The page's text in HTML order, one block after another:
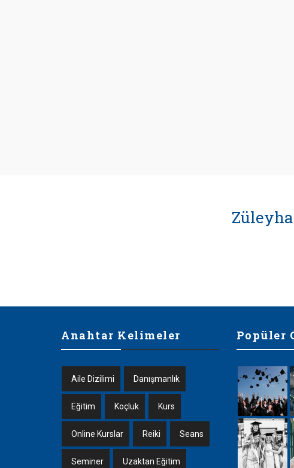
Anahtar Kelimeler
Aile Dizilimi Danışmanlık
Eğitim Koçluk Kurs
Online Kurslar Reiki Seans
Seminer Uzaktan Eğitim
Popüler